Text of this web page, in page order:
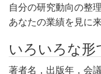
自分の研究動向の整
あなたの業績を見に
いろいろな形
著者名，出版年，会